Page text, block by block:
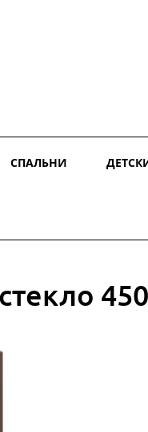
СПАЛЬНИ